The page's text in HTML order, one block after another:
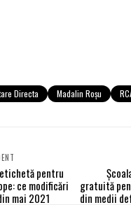
Directa Madalin Roşu
pentru
ce modificări
mai 2021
gratuită
din medii